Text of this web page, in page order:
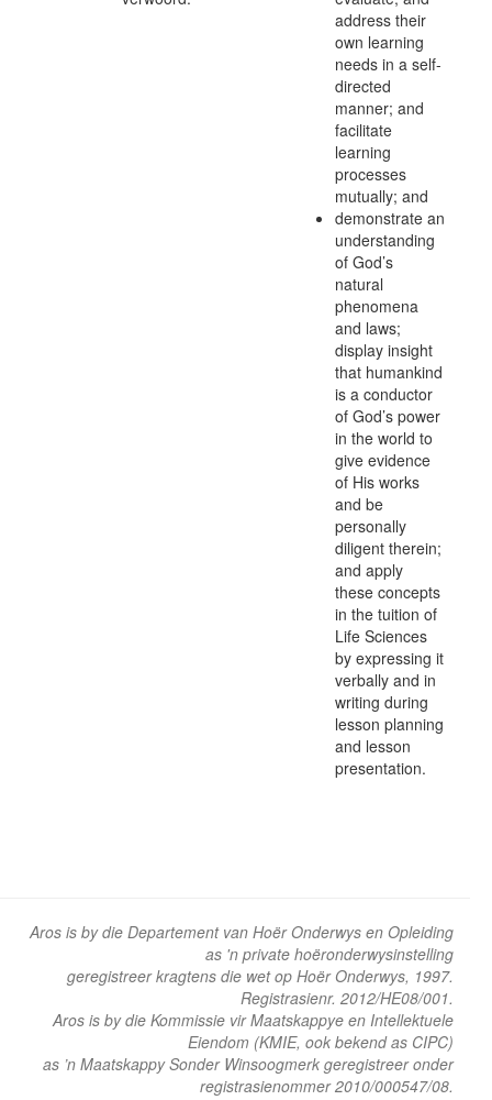
address their
own learning
needs in a self-
directed
manner; and
facilitate
learning
processes
mutually; and
demonstrate an
understanding
of God’s
natural
phenomena
and laws;
display insight
that humankind
is a conductor
of God’s power
in the world to
give evidence
of His works
and be
personally
diligent therein;
and apply
these concepts
in the tuition of
Life Sciences
by expressing it
verbally and in
writing during
lesson planning
and lesson
presentation.
Aros is by die Departement van Hoër Onderwys en Opleiding
as 'n private hoëronderwysinstelling
geregistreer kragtens die wet op Hoër Onderwys, 1997.
Registrasienr. 2012/HE08/001.
Aros is by die Kommissie vir Maatskappye en Intellektuele
Eiendom (KMIE, ook bekend as CIPC)
as ’n Maatskappy Sonder Winsoogmerk geregistreer onder
registrasienommer 2010/000547/08.